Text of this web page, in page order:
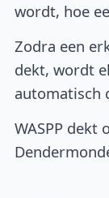
wordt, hoe
Zodra een
dekt, wordt
automatisch
WASPP dekt